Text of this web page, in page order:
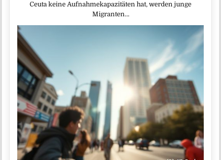
Ceuta keine Aufnahmekapazitäten hat, werden junge
Migranten…